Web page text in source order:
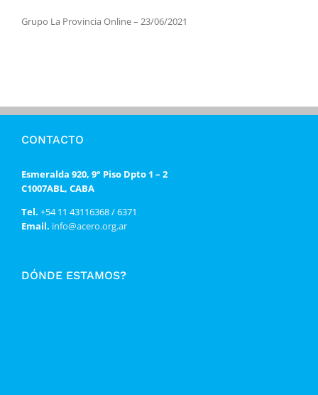
Grupo La Provincia Online – 23/06/2021
CONTACTO
Esmeralda 920, 9° Piso Dpto 1 – 2
C1007ABL, CABA
Tel. +54 11 43116368 / 6371
Email. info@acero.org.ar
DÓNDE ESTAMOS?